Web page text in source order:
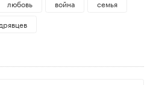
любовь война
семья